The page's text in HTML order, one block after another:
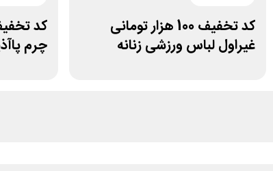
کد تخفیف 100 هزار تومانی
غیراول لباس ورزشی زنانه
چرم